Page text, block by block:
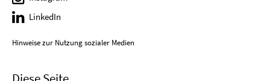
LinkedIn
Hinweise zur Nutzung sozialer Medien